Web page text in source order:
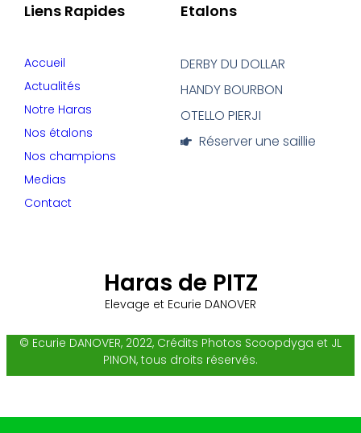
Haras de PITZ
Elevage et Ecurie DANOVER
Etalons
DERBY DU DOLLAR
HANDY BOURBON
OTELLO PIERJI
Réserver une saillie
Liens Rapides
Accueil
Actualités
Notre Haras
Nos étalons
Nos champions
Medias
Contact
© Ecurie DANOVER, 2022, Crédits Photos Scoopdyga et JL
PINON, tous droits réservés.